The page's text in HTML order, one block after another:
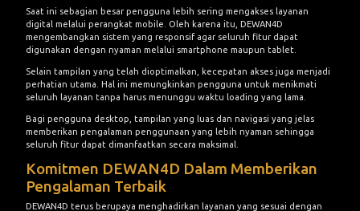
Saat ini sebagian besar pengguna lebih sering mengakses layanan
digital melalui perangkat mobile. Oleh karena itu, DEWAN4D
mengembangkan sistem yang responsif agar seluruh fitur dapat
digunakan dengan nyaman melalui smartphone maupun tablet.
Selain tampilan yang telah dioptimalkan, kecepatan akses juga menjadi
perhatian utama. Hal ini memungkinkan pengguna untuk menikmati
seluruh layanan tanpa harus menunggu waktu loading yang lama.
Bagi pengguna desktop, tampilan yang luas dan navigasi yang jelas
memberikan pengalaman penggunaan yang lebih nyaman sehingga
seluruh fitur dapat dimanfaatkan secara maksimal.
Komitmen DEWAN4D Dalam Memberikan
Pengalaman Terbaik
DEWAN4D terus berupaya menghadirkan layanan yang sesuai dengan